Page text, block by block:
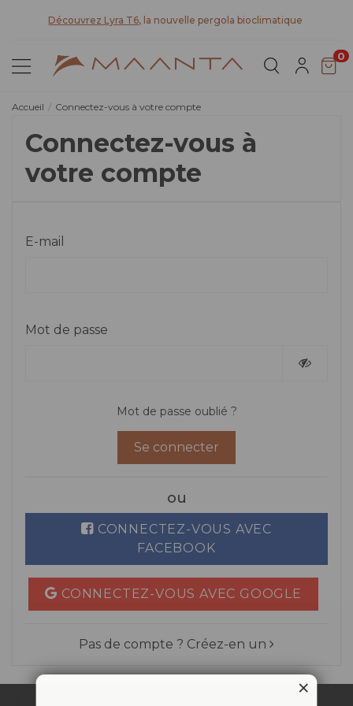
Découvrez Lyra T6, la nouvelle pergola bioclimatique
0
Accueil Connectez-vous à votre compte
Connectez-vous à
votre compte
E-mail
Mot de passe
Mot de passe oublié ?
Se connecter
ou
CONNECTEZ-VOUS AVEC
FACEBOOK
CONNECTEZ-VOUS AVEC GOOGLE
Pas de compte ? Créez-en un